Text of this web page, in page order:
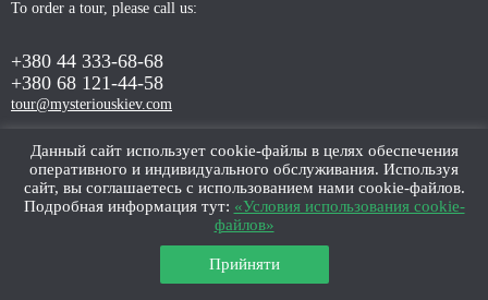
To order a tour, please call us:
+380 44 333-68-68
+380 68 121-44-58
tour@mysteriouskiev.com
Данный сайт использует cookie-файлы в целях обеспечения
оперативного и индивидуального обслуживания. Используя
сайт, вы соглашаетесь с использованием нами cookie-файлов.
Подробная информация тут: «Условия использования cookie-
файлов»
Прийняти